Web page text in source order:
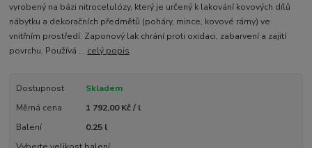
vyrobený na bázi nitrocelulózy, který je určený k lakování kovových dílů
nábytku a dekoračních předmětů (poháry, mince, kovové rámy) ve
vnitřním prostředí. Zaponový lak chrání proti oxidaci, zabarvení a zajití
povrchu. Používá ... celý popis
Dostupnost
Skladem
Měrná cena
1 792,00 Kč / l
Balení
0.25 l